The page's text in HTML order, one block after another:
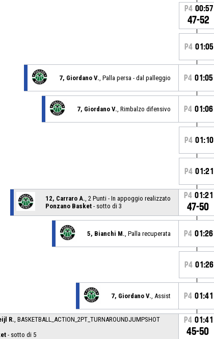
P4 00:57
47-52
P4 01:05
7, Giordano V. , Palla persa - dal palleggio P4 01:05
7, Giordano V. , Rimbalzo difensivo P4 01:06
P4 01:10
P4 01:21
12, Carraro A. , 2 Punti - In appoggio realizzato
Ponzano Basket - sotto di 3
P4 01:21
47-50
5, Bianchi M. , Palla recuperata P4 01:26
P4 01:26
7, Giordano V. , Assist P4 01:41
R. , BASKETBALL_ACTION_2PT_TURNAROUNDJUMPSHOT
- sotto di 5
P4 01:41
45-50